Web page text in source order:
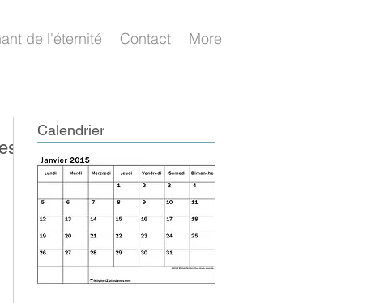
de l'éternité Contact More
Calendrier